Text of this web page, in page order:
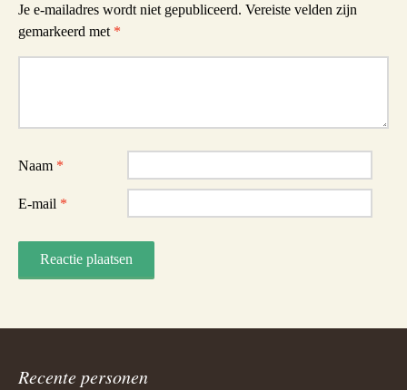
Je e-mailadres wordt niet gepubliceerd. Vereiste velden zijn
gemarkeerd met *
Naam *
E-mail *
Recente personen